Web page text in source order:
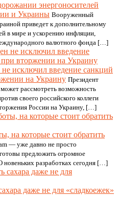
энергоносителей
и Украины Вооруженный
приведет к дополнительному
в мире и ускорению инфляции,
валютного фонда […]
исключил введение санкций
на Украину Президент
рассмотреть возможность
своего российского коллеги
России на Украину, […]
на которые стоит обратить
— уже давно не просто
предложить огромное
новеньких разработках сегодня […]
даже не для «сладкоежек»